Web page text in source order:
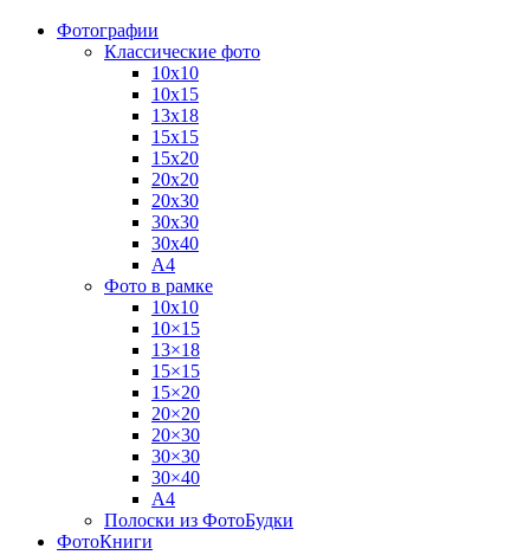
Фотографии
Классические фото
10х10
10х15
13х18
15х15
15х20
20х20
20х30
30х30
30х40
А4
Фото в рамке
10х10
10×15
13×18
15×15
15×20
20×20
20×30
30×30
30×40
A4
Полоски из ФотоБудки
ФотоКниги